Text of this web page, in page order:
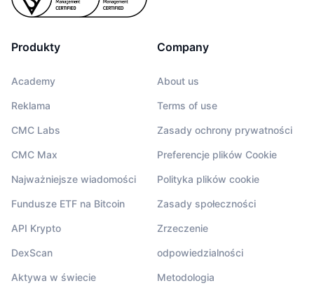
Produkty
Academy
Reklama
CMC Labs
CMC Max
Najważniejsze wiadomości
Fundusze ETF na Bitcoin
API Krypto
DexScan
Aktywa w świecie
Company
About us
Terms of use
Zasady ochrony prywatności
Preferencje plików Cookie
Polityka plików cookie
Zasady społeczności
Zrzeczenie
odpowiedzialności
Metodologia